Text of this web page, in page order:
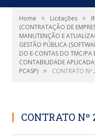
Home » Licitações »
(CONTRATAÇÃO DE
MANUTENÇÃO E
GESTÃO PÚBLICA
DO E-CONTAS DO TMC/PA
CONTABILIDADE
PCASP) » CONTRATO
CONTRATO Nº